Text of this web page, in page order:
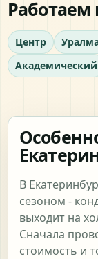
Работаем
Центр
Академический
В
сезоном -
выходит на
Сначала
стоимость и